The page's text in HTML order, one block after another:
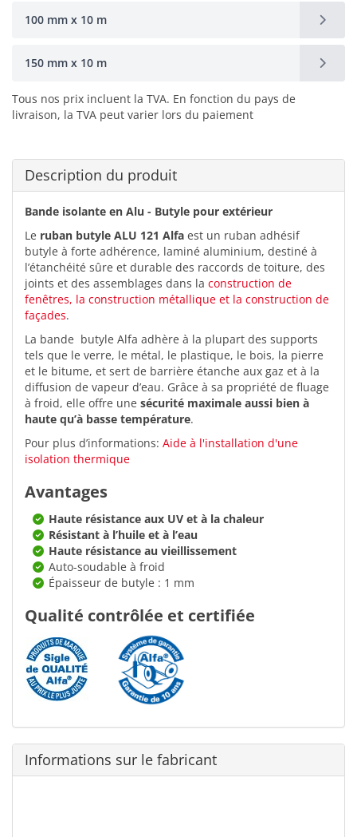
100 mm x 10 m
150 mm x 10 m
Tous nos prix incluent la TVA. En fonction du pays de
livraison, la TVA peut varier lors du paiement
Description du produit
Bande isolante en Alu - Butyle pour extérieur
Le ruban butyle ALU 121 Alfa est un ruban adhésif
butyle à forte adhérence, laminé aluminium, destiné à
l’étanchéité sûre et durable des raccords de toiture, des
joints et des assemblages dans la construction de
fenêtres, la construction métallique et la construction de
façades.
La bande butyle Alfa adhère à la plupart des supports
tels que le verre, le métal, le plastique, le bois, la pierre
et le bitume, et sert de barrière étanche aux gaz et à la
diffusion de vapeur d’eau. Grâce à sa propriété de fluage
à froid, elle offre une sécurité maximale aussi bien à
haute qu’à basse température.
Pour plus d’informations: Aide à l'installation d'une
isolation thermique
Avantages
Haute résistance aux UV et à la chaleur
Résistant à l’huile et à l’eau
Haute résistance au vieillissement
Auto-soudable à froid
Épaisseur de butyle : 1 mm
Qualité contrôlée et certifiée
Informations sur le fabricant